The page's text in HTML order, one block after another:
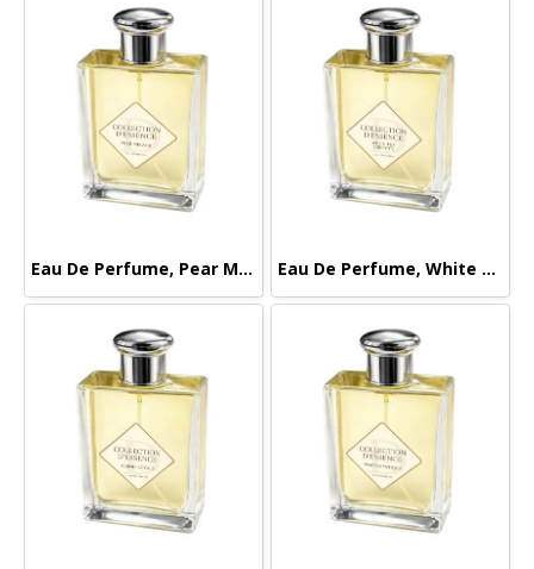
Eau De Perfume, Pear Mirage Eau De Perfume, White Tea Serenity